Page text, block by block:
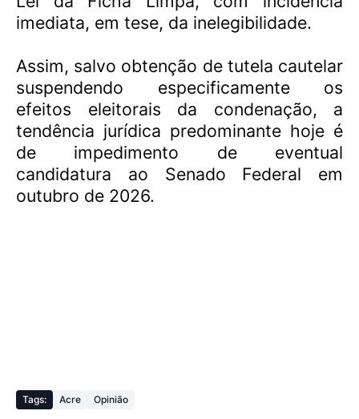
imediata, em tese, da inelegibilidade.
Assim, salvo obtenção de tutela cautelar
suspendendo especificamente os
efeitos eleitorais da condenação, a
tendência jurídica predominante hoje é
de impedimento de eventual
candidatura ao Senado Federal em
outubro de 2026.
Tags: Acre Opinião